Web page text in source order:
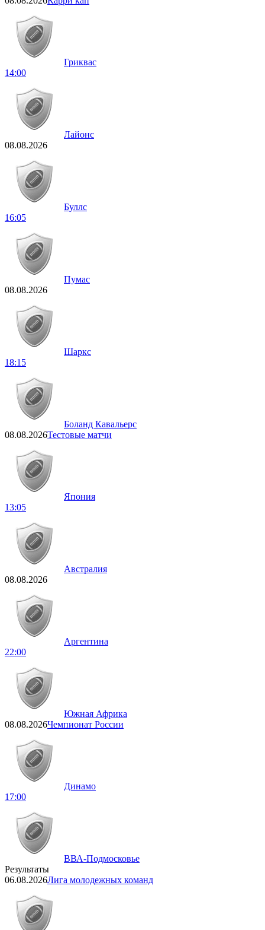
Гриквас
14:00
Лайонс
08.08.2026
Буллс
16:05
Пумас
08.08.2026
Шаркс
18:15
Боланд Кавальерс
08.08.2026Тестовые матчи
Япония
13:05
Австралия
08.08.2026
Аргентина
22:00
Южная Африка
08.08.2026Чемпионат России
Динамо
17:00
ВВА-Подмосковье
Результаты
06.08.2026Лига молодежных команд